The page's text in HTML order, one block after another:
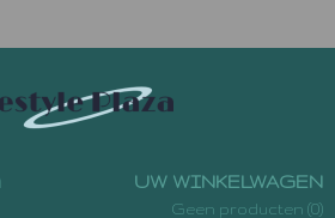
UW WINKELWAGEN
Geen producten (0)